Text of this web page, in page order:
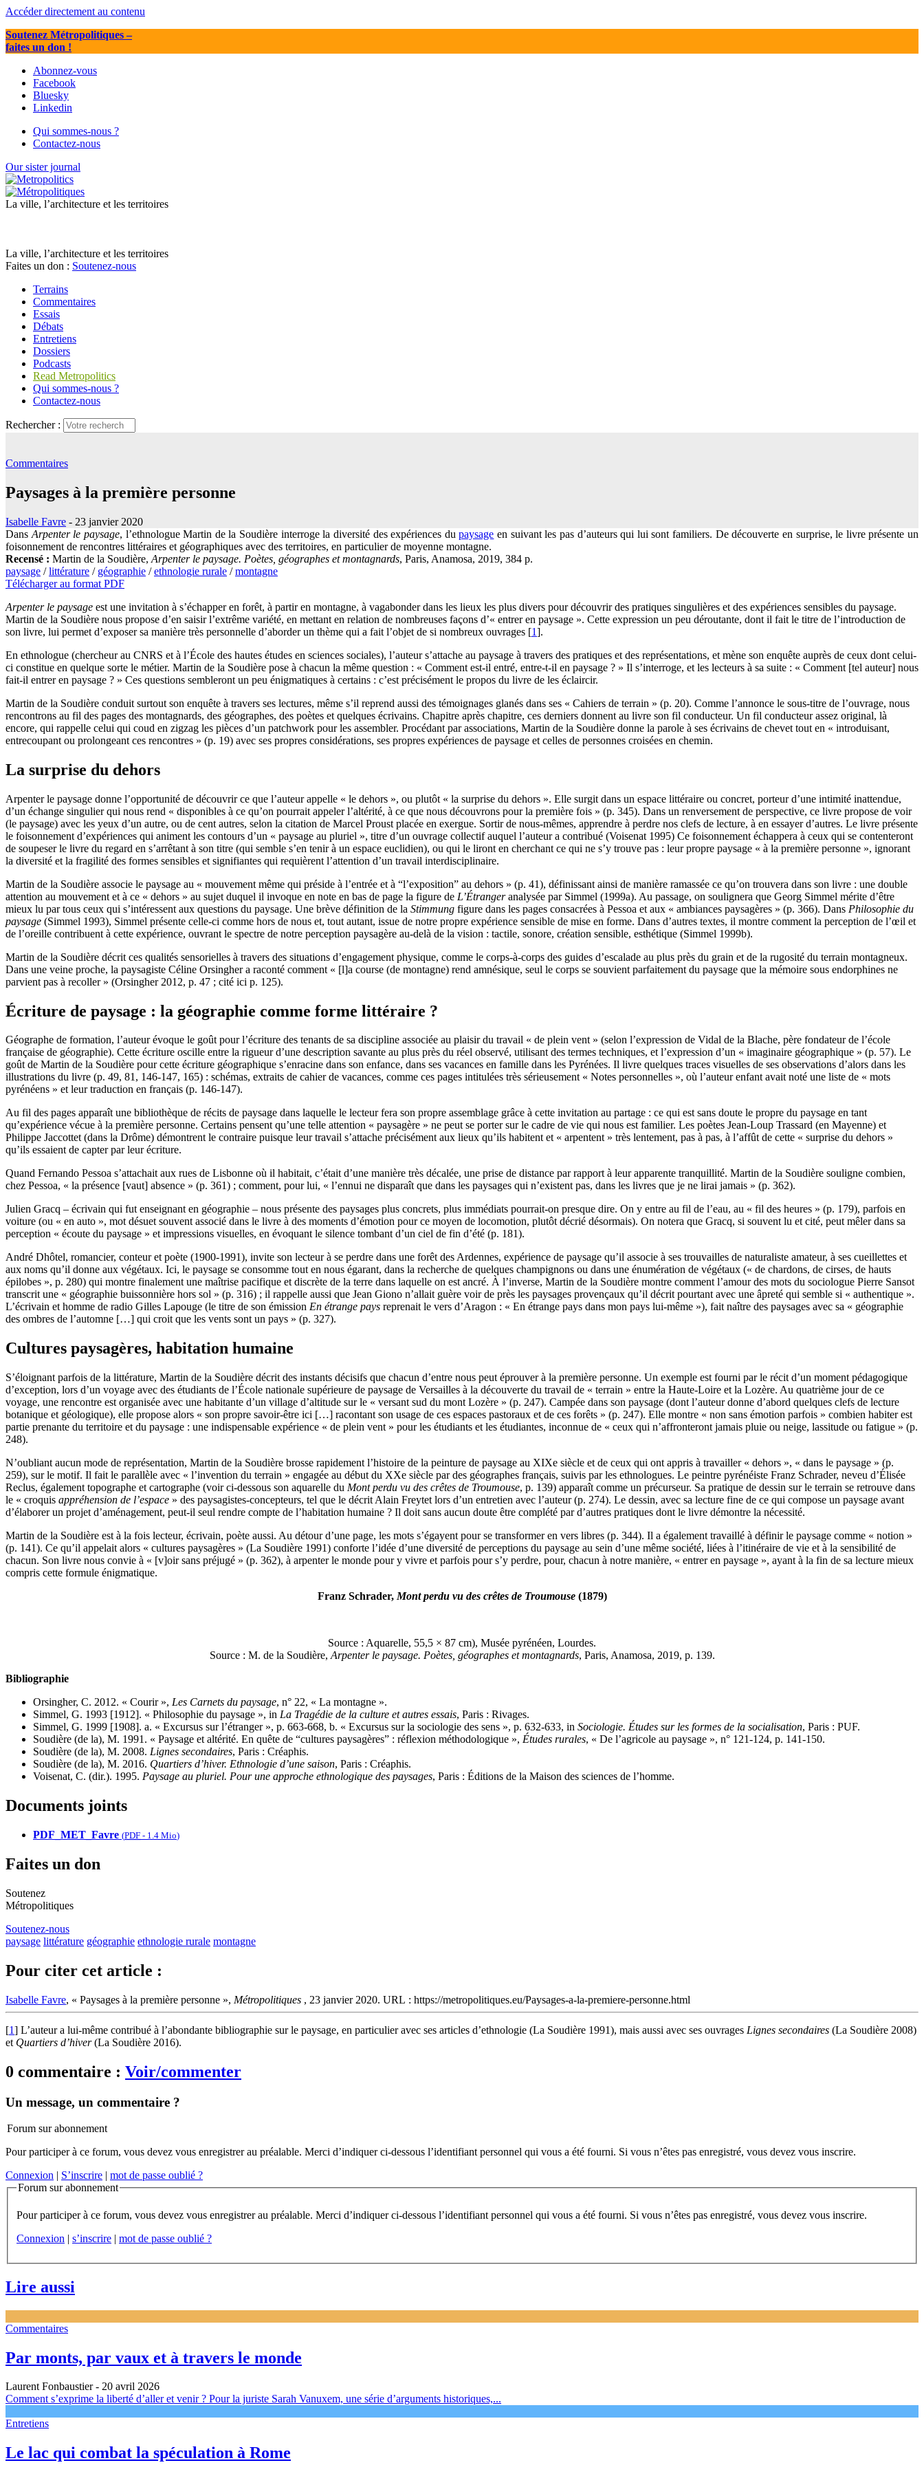
Accéder directement au contenu
Soutenez Métropolitiques–
faites un don !
Abonnez-vous
Facebook
Bluesky
Linkedin
Qui sommes-nous ?
Contactez-nous
Our sister journal
La ville, l’architecture et les territoires
La ville, l’architecture et les territoires
Faites un don : Soutenez-nous
Terrains
Commentaires
Essais
Débats
Entretiens
Dossiers
Podcasts
Read Metropolitics
Qui sommes-nous ?
Contactez-nous
Rechercher :
Commentaires
Paysages à la première personne
Isabelle Favre - 23 janvier 2020
Dans Arpenter le paysage, l’ethnologue Martin de la Soudière interroge la diversité des expériences dupaysage en suivant les pas d’auteurs qui lui sont familiers. De découverte en surprise, le livre présente un
foisonnement de rencontres littéraires et géographiques avec des territoires, en particulier de moyenne montagne.
Recensé : Martin de la Soudière, Arpenter le paysage. Poètes, géographes et montagnards, Paris, Anamosa, 2019, 384 p.
paysage /littérature / géographie /ethnologie rurale /montagne
Télécharger au format PDF
Arpenter le paysage est une invitation à s’échapper en forêt, à partir en montagne, à vagabonder dans les lieux les plus divers pour découvrir des pratiques singulières et des expériences sensibles du paysage.
Martin de la Soudière nous propose d’en saisir l’extrême variété, en mettant en relation de nombreuses façons d’« entrer en paysage ». Cette expression un peu déroutante, dont il fait le titre de l’introduction de
son livre, lui permet d’exposer sa manière très personnelle d’aborder un thème qui a fait l’objet de si nombreux ouvrages [1].
En ethnologue (chercheur au CNRS et à l’École des hautes études en sciences sociales), l’auteur s’attache au paysage à travers des pratiques et des représentations, et mène son enquête auprès de ceux dont celui-
ci constitue en quelque sorte le métier. Martin de la Soudière pose à chacun la même question : « Comment est-il entré, entre-t-il en paysage ? » Il s’interroge, et les lecteurs à sa suite : « Comment [tel auteur] nous
fait-il entrer en paysage ? » Ces questions sembleront un peu énigmatiques à certains : c’est précisément le propos du livre de les éclaircir.
Martin de la Soudière conduit surtout son enquête à travers ses lectures, même s’il reprend aussi des témoignages glanés dans ses « Cahiers de terrain » (p. 20). Comme l’annonce le sous-titre de l’ouvrage, nous
rencontrons au fil des pages des montagnards, des géographes, des poètes et quelques écrivains. Chapitre après chapitre, ces derniers donnent au livre son fil conducteur. Un fil conducteur assez original, là
encore, qui rappelle celui qui coud en zigzag les pièces d’un patchwork pour les assembler. Procédant par associations, Martin de la Soudière donne la parole à ses écrivains de chevet tout en « introduisant,
entrecoupant ou prolongeant ces rencontres » (p. 19) avec ses propres considérations, ses propres expériences de paysage et celles de personnes croisées en chemin.
La surprise du dehors
Arpenter le paysage donne l’opportunité de découvrir ce que l’auteur appelle « le dehors », ou plutôt « la surprise du dehors ». Elle surgit dans un espace littéraire ou concret, porteur d’une intimité inattendue,
d’un échange singulier qui nous rend « disponibles à ce qu’on pourrait appeler l’altérité, à ce que nous découvrons pour la première fois » (p. 345). Dans un renversement de perspective, ce livre propose de voir
(le paysage) avec les yeux d’un autre, ou de cent autres, selon la citation de Marcel Proust placée en exergue. Sortir de nous-mêmes, apprendre à perdre nos clefs de lecture, à en essayer d’autres. Le livre présente
le foisonnement d’expériences qui animent les contours d’un « paysage au pluriel », titre d’un ouvrage collectif auquel l’auteur a contribué (Voisenat 1995) Ce foisonnement échappera à ceux qui se contenteront
de soupeser le livre du regard en s’arrêtant à son titre (qui semble s’en tenir à un espace euclidien), ou qui le liront en cherchant ce qui ne s’y trouve pas : leur propre paysage « à la première personne », ignorant
la diversité et la fragilité des formes sensibles et signifiantes qui requièrent l’attention d’un travail interdisciplinaire.
Martin de la Soudière associe le paysage au « mouvement même qui préside à l’entrée et à “l’exposition” au dehors » (p. 41), définissant ainsi de manière ramassée ce qu’on trouvera dans son livre : une double
attention au mouvement et à ce « dehors » au sujet duquel il invoque en note en bas de page la figure de L’Étrangeranalysée par Simmel (1999a). Au passage, on soulignera que Georg Simmel mérite d’être
mieux lu par tous ceux qui s’intéressent aux questions du paysage. Une brève définition de la Stimmung figure dans les pages consacrées à Pessoa et aux « ambiances paysagères » (p. 366). Dans Philosophie du
paysage (Simmel 1993), Simmel présente celle-ci comme hors de nous et, tout autant, issue de notre propre expérience sensible de mise en forme. Dans d’autres textes, il montre comment la perception de l’œil et
de l’oreille contribuent à cette expérience, ouvrant le spectre de notre perception paysagère au-delà de la vision : tactile, sonore, création sensible, esthétique (Simmel 1999b).
Martin de la Soudière décrit ces qualités sensorielles à travers des situations d’engagement physique, comme le corps-à-corps des guides d’escalade au plus près du grain et de la rugosité du terrain montagneux.
Dans une veine proche, la paysagiste Céline Orsingher a raconté comment « [l]a course (de montagne) rend amnésique, seul le corps se souvient parfaitement du paysage que la mémoire sous endorphines ne
parvient pas à recoller » (Orsingher 2012, p. 47 ; cité ici p. 125).
Écriture de paysage : la géographie comme forme littéraire ?
Géographe de formation, l’auteur évoque le goût pour l’écriture des tenants de sa discipline associée au plaisir du travail « de plein vent » (selon l’expression de Vidal de la Blache, père fondateur de l’école
française de géographie). Cette écriture oscille entre la rigueur d’une description savante au plus près du réel observé, utilisant des termes techniques, et l’expression d’un « imaginaire géographique » (p. 57). Le
goût de Martin de la Soudière pour cette écriture géographique s’enracine dans son enfance, dans ses vacances en famille dans les Pyrénées. Il livre quelques traces visuelles de ses observations d’alors dans les
illustrations du livre (p. 49, 81, 146-147, 165) : schémas, extraits de cahier de vacances, comme ces pages intitulées très sérieusement « Notes personnelles », où l’auteur enfant avait noté une liste de « mots
pyrénéens » et leur traduction en français (p. 146-147).
Au fil des pages apparaît une bibliothèque de récits de paysage dans laquelle le lecteur fera son propre assemblage grâce à cette invitation au partage : ce qui est sans doute le propre du paysage en tant
qu’expérience vécue à la première personne. Certains pensent qu’une telle attention « paysagère » ne peut se porter sur le cadre de vie qui nous est familier. Les poètes Jean-Loup Trassard (en Mayenne) et
Philippe Jaccottet (dans la Drôme) démontrent le contraire puisque leur travail s’attache précisément aux lieux qu’ils habitent et « arpentent » très lentement, pas à pas, à l’affût de cette « surprise du dehors »
qu’ils essaient de capter par leur écriture.
Quand Fernando Pessoa s’attachait aux rues de Lisbonne où il habitait, c’était d’une manière très décalée, une prise de distance par rapport à leur apparente tranquillité. Martin de la Soudière souligne combien,
chez Pessoa, « la présence [vaut] absence » (p. 361) ; comment, pour lui, « l’ennui ne disparaît que dans les paysages qui n’existent pas, dans les livres que je ne lirai jamais » (p. 362).
Julien Gracq – écrivain qui fut enseignant en géographie – nous présente des paysages plus concrets, plus immédiats pourrait-on presque dire. On y entre au fil de l’eau, au « fil des heures » (p. 179), parfois en
voiture (ou « en auto », mot désuet souvent associé dans le livre à des moments d’émotion pour ce moyen de locomotion, plutôt décrié désormais). On notera que Gracq, si souvent lu et cité, peut mêler dans sa
perception « écoute du paysage » et impressions visuelles, en évoquant le silence tombant d’un ciel de fin d’été (p. 181).
André Dhôtel, romancier, conteur et poète (1900-1991), invite son lecteur à se perdre dans une forêt des Ardennes, expérience de paysage qu’il associe à ses trouvailles de naturaliste amateur, à ses cueillettes et
aux noms qu’il donne aux végétaux. Ici, le paysage se consomme tout en nous égarant, dans la recherche de quelques champignons ou dans une énumération de végétaux (« de chardons, de cirses, de hauts
épilobes », p. 280) qui montre finalement une maîtrise pacifique et discrète de la terre dans laquelle on est ancré. À l’inverse, Martin de la Soudière montre comment l’amour des mots du sociologue Pierre Sansot
transcrit une « géographie buissonnière hors sol » (p. 316) ; il rappelle aussi que Jean Giono n’allait guère voir de près les paysages provençaux qu’il décrit pourtant avec une âpreté qui semble si « authentique ».
L’écrivain et homme de radio Gilles Lapouge (le titre de son émission En étrange pays reprenait le vers d’Aragon : « En étrange pays dans mon pays lui-même »), fait naître des paysages avec sa « géographie
des ombres de l’automne […] qui croit que les vents sont un pays » (p. 327).
Cultures paysagères, habitation humaine
S’éloignant parfois de la littérature, Martin de la Soudière décrit des instants décisifs que chacun d’entre nous peut éprouver à la première personne. Un exemple est fourni par le récit d’un moment pédagogique
d’exception, lors d’un voyage avec des étudiants de l’École nationale supérieure de paysage de Versailles à la découverte du travail de « terrain » entre la Haute-Loire et la Lozère. Au quatrième jour de ce
voyage, une rencontre est organisée avec une habitante d’un village d’altitude sur le « versant sud du mont Lozère » (p. 247). Campée dans son paysage (dont l’auteur donne d’abord quelques clefs de lecture
botanique et géologique), elle propose alors « son propre savoir-être ici […] racontant son usage de ces espaces pastoraux et de ces forêts » (p. 247). Elle montre « non sans émotion parfois » combien habiter est
partie prenante du territoire et du paysage : une indispensable expérience « de plein vent » pour les étudiants et les étudiantes, inconnue de « ceux qui n’affronteront jamais pluie ou neige, lassitude ou fatigue » (p.
248).
N’oubliant aucun mode de représentation, Martin de la Soudière brosse rapidement l’histoire de la peinture de paysage au XIXe siècle et de ceux qui ont appris à travailler « dehors », « dans le paysage » (p.
259), sur le motif. Il fait le parallèle avec « l’invention du terrain » engagée au début du XXe siècle par des géographes français, suivis par les ethnologues. Le peintre pyrénéiste Franz Schrader, neveu d’Élisée
Reclus, également topographe et cartographe (voir ci-dessous son aquarelle du Mont perdu vu des crêtes de Troumouse, p. 139) apparaît comme un précurseur. Sa pratique de dessin sur le terrain se retrouve dans
le « croquis appréhension de l’espace » des paysagistes-concepteurs, tel que le décrit Alain Freytet lors d’un entretien avec l’auteur (p. 274). Le dessin, avec sa lecture fine de ce qui compose un paysage avant
d’élaborer un projet d’aménagement, peut-il seul rendre compte de l’habitation humaine ? Il doit sans aucun doute être complété par d’autres pratiques dont le livre démontre la nécessité.
Martin de la Soudière est à la fois lecteur, écrivain, poète aussi. Au détour d’une page, les mots s’égayent pour se transformer en vers libres (p. 344). Il a également travaillé à définir le paysage comme « notion »
(p. 141). Ce qu’il appelait alors « cultures paysagères » (La Soudière 1991) conforte l’idée d’une diversité de perceptions du paysage au sein d’une même société, liées à l’itinéraire de vie et à la sensibilité de
chacun. Son livre nous convie à « [v]oir sans préjugé » (p. 362), à arpenter le monde pour y vivre et parfois pour s’y perdre, pour, chacun à notre manière, « entrer en paysage », ayant à la fin de sa lecture mieux
compris cette formule énigmatique.
Franz Schrader, Mont perdu vu des crêtes de Troumouse(1879)
Source : Aquarelle, 55,5 × 87 cm), Musée pyrénéen, Lourdes.
Source : M. de la Soudière, Arpenter le paysage. Poètes, géographes et montagnards, Paris, Anamosa, 2019, p. 139.
Bibliographie
Orsingher, C. 2012. « Courir », Les Carnets du paysage, n° 22, « La montagne ».
Simmel, G. 1993 [1912]. « Philosophie du paysage », in La Tragédie de la culture et autres essais, Paris : Rivages.
Simmel, G. 1999 [1908]. a. « Excursus sur l’étranger », p. 663-668, b. « Excursus sur la sociologie des sens », p. 632-633, in Sociologie. Études sur les formes de la socialisation, Paris : PUF.
Soudière (de la), M. 1991. « Paysage et altérité. En quête de “cultures paysagères” : réflexion méthodologique », Études rurales, « De l’agricole au paysage », n° 121-124, p. 141-150.
Soudière (de la), M. 2008. Lignes secondaires, Paris : Créaphis.
Soudière (de la), M. 2016. Quartiers d’hiver. Ethnologie d’une saison, Paris : Créaphis.
Voisenat, C. (dir.). 1995. Paysage au pluriel. Pour une approche ethnologique des paysages, Paris : Éditions de la Maison des sciences de l’homme.
Documents joints
PDF_MET_Favre (PDF - 1.4 Mio)
Faites un don
Soutenez
Métropolitiques
Soutenez-nous
paysage littérature géographie ethnologie rurale montagne
Pour citer cet article :
Isabelle Favre, « Paysages à la première personne », Métropolitiques , 23 janvier 2020. URL : https://metropolitiques.eu/Paysages-a-la-premiere-personne.html
[1] L’auteur a lui-même contribué à l’abondante bibliographie sur le paysage, en particulier avec ses articles d’ethnologie (La Soudière 1991), mais aussi avec ses ouvrages Lignes secondaires (La Soudière 2008)
et Quartiers d’hiver(La Soudière 2016).
0 commentaire : Voir/commenter
Un message, un commentaire ?
Forum sur abonnement
Pour participer à ce forum, vous devez vous enregistrer au préalable. Merci d’indiquer ci-dessous l’identifiant personnel qui vous a été fourni. Si vous n’êtes pas enregistré, vous devez vous inscrire.
Connexion | S’inscrire | mot de passe oublié ?
Forum sur abonnement
Pour participer à ce forum, vous devez vous enregistrer au préalable. Merci d’indiquer ci-dessous l’identifiant personnel qui vous a été fourni. Si vous n’êtes pas enregistré, vous devez vous inscrire.
Connexion | s’inscrire | mot de passe oublié ?
Lire aussi
Commentaires
Par monts, par vaux et à travers le monde
Laurent Fonbaustier- 20 avril 2026
Comment s’exprime la liberté d’aller et venir ? Pour la juriste Sarah Vanuxem, une série d’arguments historiques,...
Entretiens
Le lac qui combat la spéculation à Rome